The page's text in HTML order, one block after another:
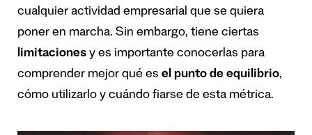
cualquier actividad empresarial que se quiera
poner en marcha. Sin embargo, tiene ciertas
limitaciones y es importante conocerlas para
comprender mejor qué es el punto de equilibrio,
cómo utilizarlo y cuándo fiarse de esta métrica.